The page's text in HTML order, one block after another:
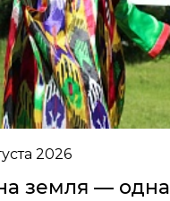
2026
земля — одна